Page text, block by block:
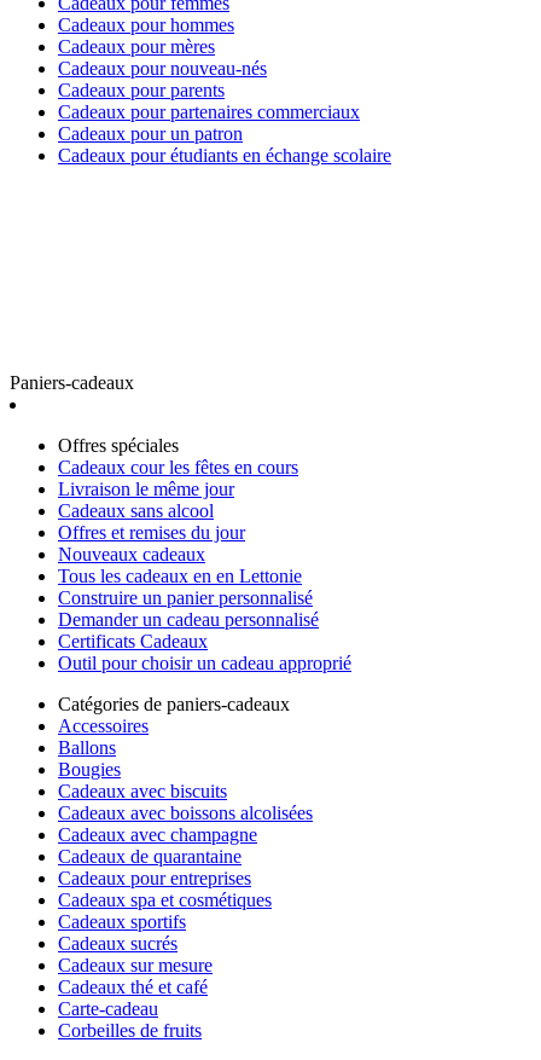
Cadeaux pour hommes
Cadeaux pour mères
Cadeaux pour nouveau-nés
Cadeaux pour parents
Cadeaux pour partenaires commerciaux
Cadeaux pour un patron
Cadeaux pour étudiants en échange scolaire
Paniers-cadeaux
Offres spéciales
Cadeaux cour les fêtes en cours
Livraison le même jour
Cadeaux sans alcool
Offres et remises du jour
Nouveaux cadeaux
Tous les cadeaux en en Lettonie
Construire un panier personnalisé
Demander un cadeau personnalisé
Certificats Cadeaux
Outil pour choisir un cadeau approprié
Catégories de paniers-cadeaux
Accessoires
Ballons
Bougies
Cadeaux avec biscuits
Cadeaux avec boissons alcolisées
Cadeaux avec champagne
Cadeaux de quarantaine
Cadeaux pour entreprises
Cadeaux spa et cosmétiques
Cadeaux sportifs
Cadeaux sucrés
Cadeaux sur mesure
Cadeaux thé et café
Carte-cadeau
Corbeilles de fruits